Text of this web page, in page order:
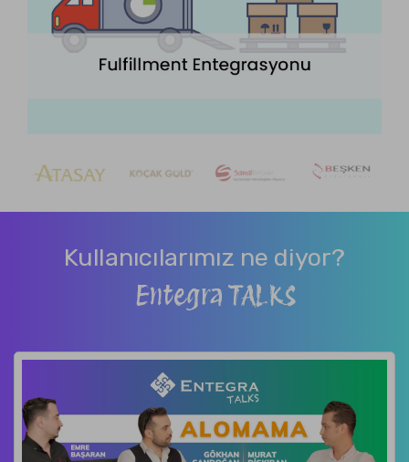
Kullanıcılarımız ne diyor?
Entegra TALKS